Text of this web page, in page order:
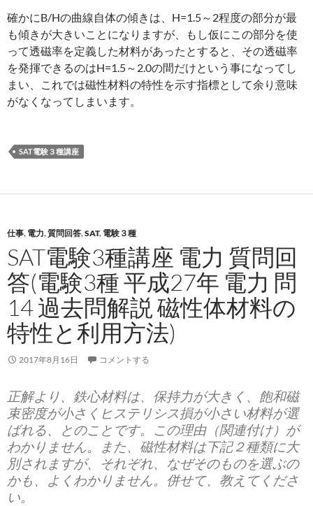
確かにB/Hの曲線自体の傾きは、H=1.5～2程度の部分が最
も傾きが大きいことになりますが、もし仮にこの部分を使
って透磁率を定義した材料があったとすると、その透磁率
を発揮できるのはH=1.5～2.0の間だけという事になってし
まい、これでは磁性材料の特性を示す指標として余り意味
がなくなってしまいます。
SAT電験３種講座
仕事, 電力,質問回答,SAT, 電験３種
SAT電験3種講座 電力 質問回
答(電験3種 平成27年 電力 問
14 過去問解説 磁性体材料の
特性と利用方法)
2017年8月16日 コメントする
正解より、鉄心材料は、保持力が大きく、飽和磁
束密度が小さくヒステリシス損が小さい材料が選
ばれる、とのことです。この理由（関連付け）が
わかりません。また、磁性材料は下記２種類に大
別されますが、それぞれ、なぜそのものを選ぶの
かも、よくわかりません。併せて、教えてくださ
い。